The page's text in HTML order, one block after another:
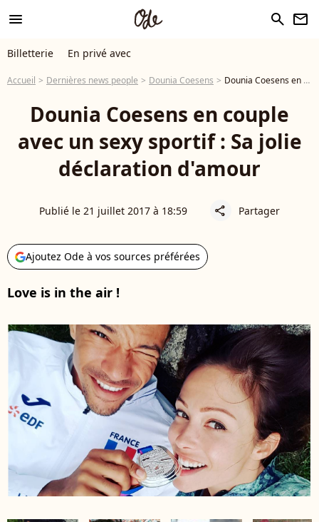
menu search newsletter
Billetterie En privé avec
Accueil Dernières news people Dounia Coesens Dounia Coesens en couple avec un sexy sportif : Sa jolie déclaration d'amour
Dounia Coesens en couple
avec un sexy sportif : Sa jolie
déclaration d'amour
Publié le 21 juillet 2017 à 18:59 share Partager
Ajoutez Ode à vos sources préférées
Love is in the air !